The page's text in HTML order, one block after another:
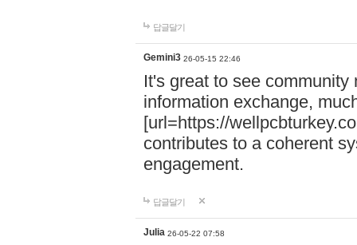
답글달기
Gemini3 26-05-15 22:46
It's great to see
information exchange,
[url=https://
contributes to a coherent
engagement.
답글달기
Julia 26-05-22 07:58